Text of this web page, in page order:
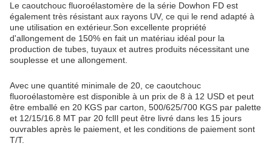
Le caoutchouc fluoroélastomère de la série Dowhon FD est
également très résistant aux rayons UV, ce qui le rend adapté à
une utilisation en extérieur.Son excellente propriété
d'allongement de 150% en fait un matériau idéal pour la
production de tubes, tuyaux et autres produits nécessitant une
souplesse et une allongement.
Avec une quantité minimale de 20, ce caoutchouc
fluoroélastomère est disponible à un prix de 8 à 12 USD et peut
être emballé en 20 KGS par carton, 500/625/700 KGS par palette
et 12/15/16.8 MT par 20 fclIl peut être livré dans les 15 jours
ouvrables après le paiement, et les conditions de paiement sont
T/T.